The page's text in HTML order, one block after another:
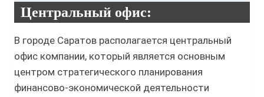
Центральный офис:
В городе Саратов располагается центральный
офис компании, который является основным
центром стратегического планирования
финансово-экономической деятельности